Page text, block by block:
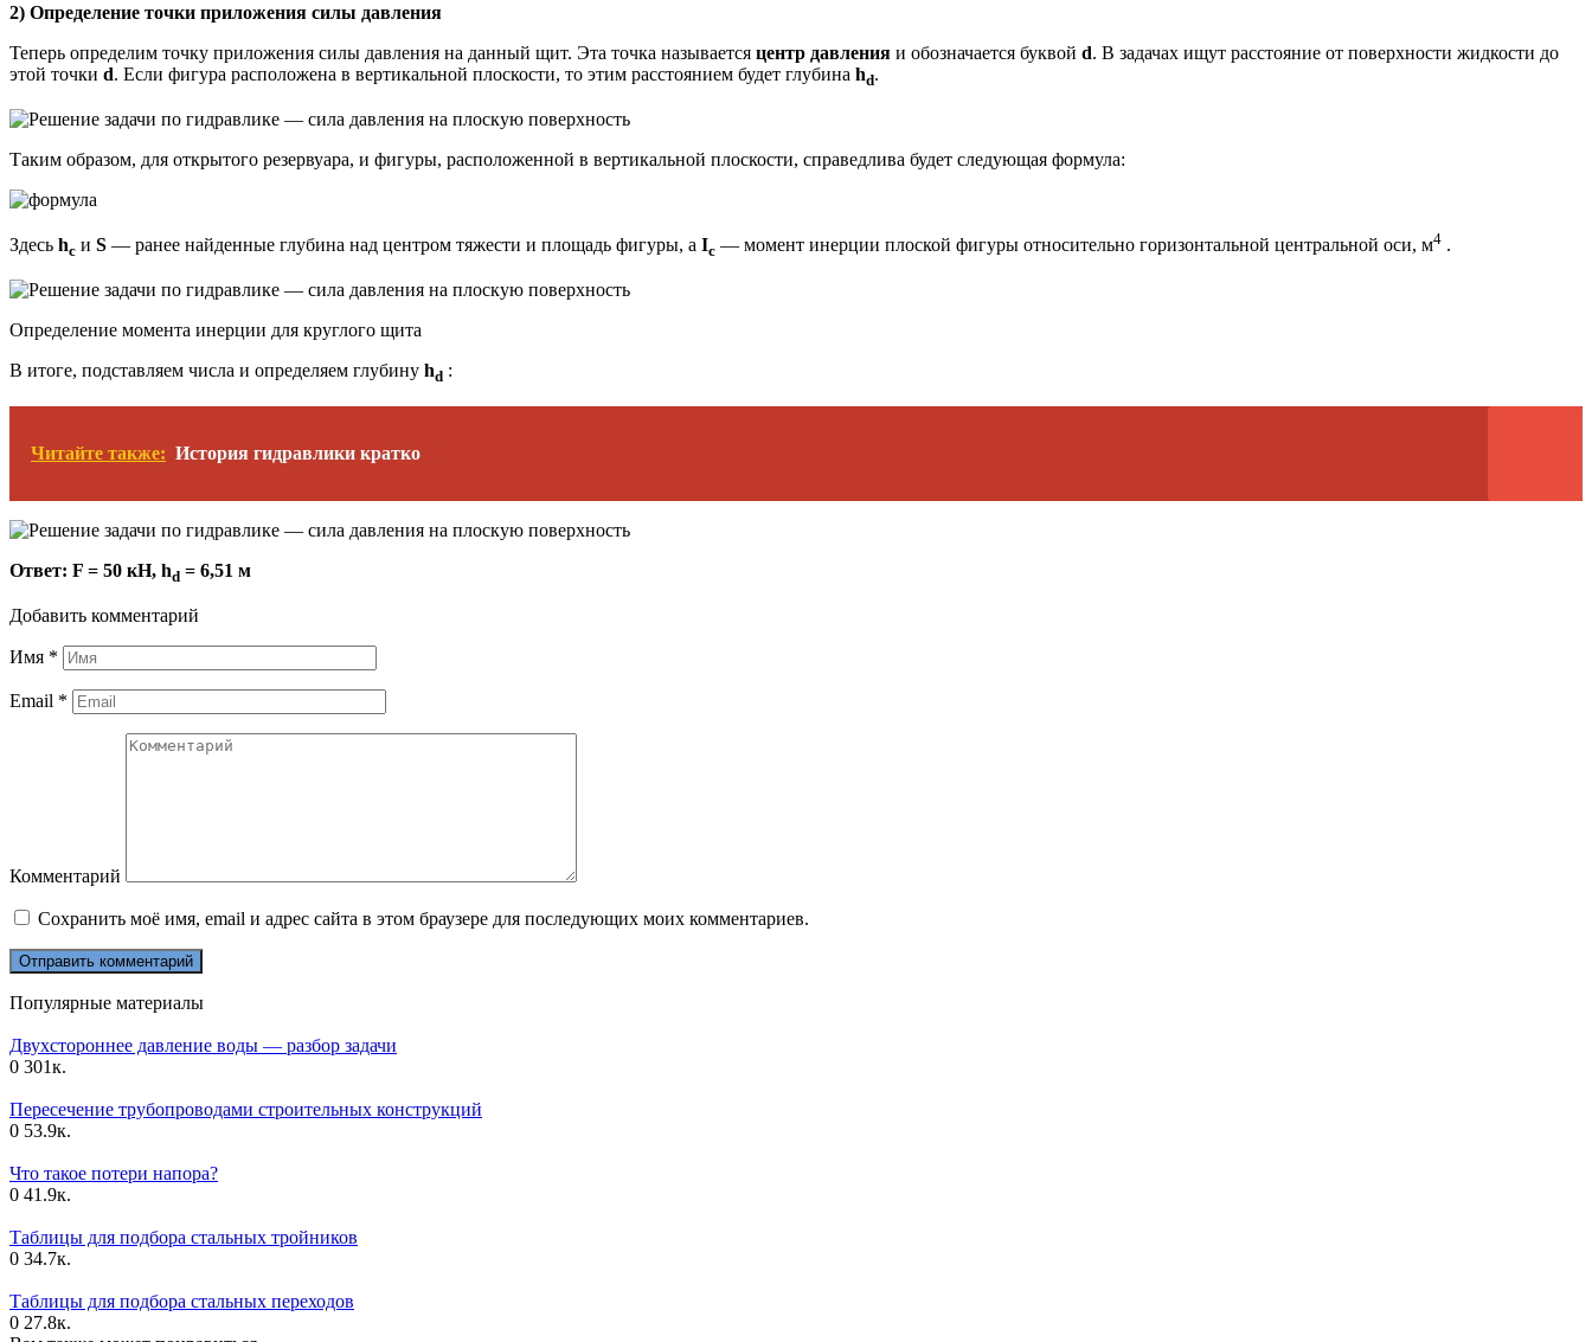
2) Определение точки приложения силы давления
Теперь определим точку приложения силы давления на данный щит. Эта точка называется центр давления и обозначается буквой d. В задачах ищут расстояние от поверхности жидкости до
этой точки d. Если фигура расположена в вертикальной плоскости, то этим расстоянием будет глубина hd.
Таким образом, для открытого резервуара, и фигуры, расположенной в вертикальной плоскости, справедлива будет следующая формула:
Здесь hc и S — ранее найденные глубина над центром тяжести и площадь фигуры, а Ic — момент инерции плоской фигуры относительно горизонтальной центральной оси, м4 .
Определение момента инерции для круглого щита
В итоге, подставляем числа и определяем глубину hd :
Читайте также: История гидравлики кратко
Ответ: F = 50 кН, hd = 6,51 м
Добавить комментарий
Имя *
Email *
Комментарий
Сохранить моё имя, email и адрес сайта в этом браузере для последующих моих комментариев.
Популярные материалы
Двухстороннее давление воды — разбор задачи
0 301к.
Пересечение трубопроводами строительных конструкций
0 53.9к.
Что такое потери напора?
0 41.9к.
Таблицы для подбора стальных тройников
0 34.7к.
Таблицы для подбора стальных переходов
0 27.8к.